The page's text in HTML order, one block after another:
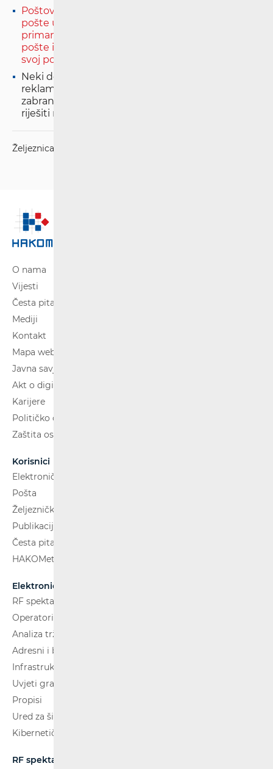
Poštovani, imam pitanje vezano na dostavu
pošte u sandučiće u stambenoj zgradi u kojoj
primamo poštu na način da poštar Hrvatske
pošte ima ključ od zgrade te uđe u zgradu i obavi
svoj posao.
Neki dostavljači kad uđu u zgradu ostavljaju i
reklamne letke, iako postoji naljepnica za
zabranu ostavljanja reklama. Kako možemo
riješiti navedeni problem?
Željeznica
O nama
Vijesti
Česta pitanja
Mediji
Kontakt
Mapa weba
Javna savjetovanja
Akt o digitalnim uslugama
Karijere
Političko oglašavanje
Zaštita osobnih podataka
Korisnici
Elektroničke komunikacije
Pošta
Željeznički putnički prijevoz
Publikacije
Česta pitanja
HAKOMetar
Elektroničke komunikacije
RF spektar
Operatori i usluge
Analiza tržišta
Adresni i brojevni prostor
Infrastruktura
Uvjeti gradnje
Propisi
Ured za širokopojasnost (BCO)
Kibernetička sigurnost
RF spektar